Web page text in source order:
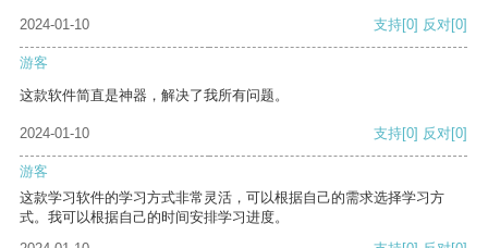
2024-01-10 支持[0] 反对[0]
游客
这款软件简直是神器，解决了我所有问题。
2024-01-10 支持[0] 反对[0]
游客
这款学习软件的学习方式非常灵活，可以根据自己的需求选择学习方
式。我可以根据自己的时间安排学习进度。